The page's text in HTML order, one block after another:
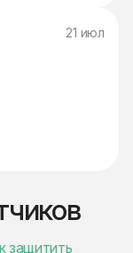
21 июл
защитить